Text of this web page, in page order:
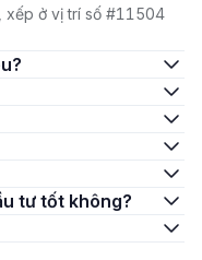
xếp ở vị trí số #11504
tư tốt không?